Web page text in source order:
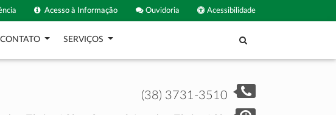
Acessibilidade
Ouvidoria
Acesso à Informação
CONTATO SERVIÇOS
(38) 3731-3510